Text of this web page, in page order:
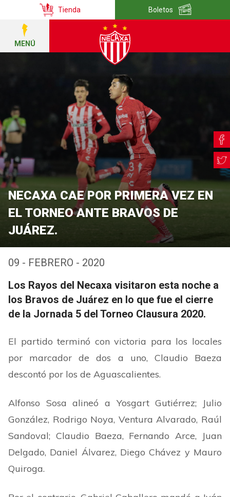
Tienda Boletos
MENÚ
NECAXA CAE POR PRIMERA VEZ EN
EL TORNEO ANTE BRAVOS DE
JUÁREZ.
09 - FEBRERO - 2020
Los Rayos del Necaxa visitaron esta noche a
los Bravos de Juárez en lo que fue el cierre
de la Jornada 5 del Torneo Clausura 2020.
El partido terminó con victoria para los locales
por marcador de dos a uno, Claudio Baeza
descontó por los de Aguascalientes.
Alfonso Sosa alineó a Yosgart Gutiérrez; Julio
González, Rodrigo Noya, Ventura Alvarado, Raúl
Sandoval; Claudio Baeza, Fernando Arce, Juan
Delgado, Daniel Álvarez, Diego Chávez y Mauro
Quiroga.